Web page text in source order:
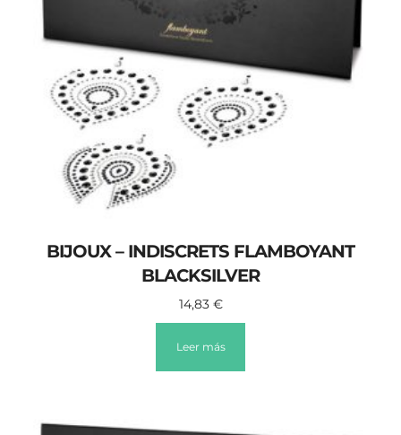
BIJOUX – INDISCRETS FLAMBOYANT
BLACKSILVER
14,83 €
Leer más